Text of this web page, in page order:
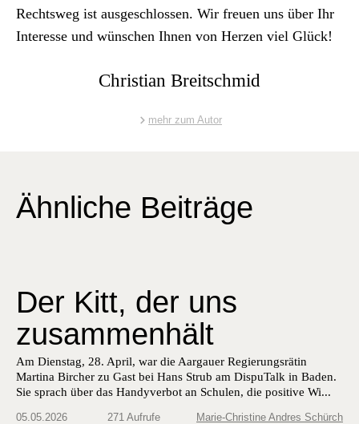
Rechtsweg ist aus­geschlossen. Wir freuen uns über Ihr
Inter­esse und wün­schen Ihnen von Herzen viel Glück!
Christian Breitschmid
mehr zum Autor
Ähnliche Beiträge
Der Kitt, der uns
zusammenhält
Am Dienstag, 28. April, war die Aargauer Regierungsrätin
Martina Bircher zu Gast bei Hans Strub am DispuTalk in Baden.
Sie sprach über das Handyverbot an Schulen, die positive Wi...
05.05.2026 271 Aufrufe Marie-Christine Andres Schürch